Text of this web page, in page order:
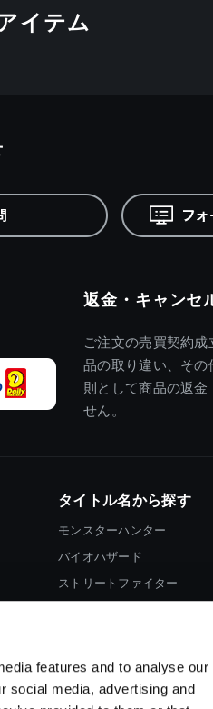
features and to analyse our
social media, advertising and
イテム
返金・キャンセ
ご注文の売買契約
品の取り違い、そ
則として商品の返金
せん。
タイトル名から探す
モンスターハンター
バイオハザード
ストリートファイター